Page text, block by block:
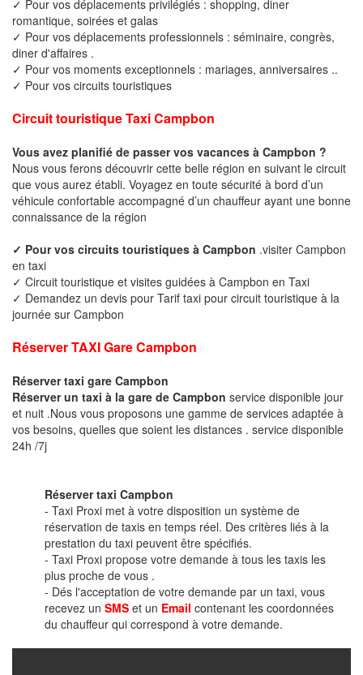
✓ Pour vos déplacements privilégiés : shopping, diner
romantique, soirées et galas
✓ Pour vos déplacements professionnels : séminaire, congrès,
diner d'affaires .
✓ Pour vos moments exceptionnels : mariages, anniversaires ..
✓ Pour vos circuits touristiques
Circuit touristique Taxi Campbon
Vous avez planifié de passer vos vacances à Campbon ?
Nous vous ferons découvrir cette belle région en suivant le circuit
que vous aurez établi. Voyagez en toute sécurité à bord d’un
véhicule confortable accompagné d’un chauffeur ayant une bonne
connaissance de la région
✓ Pour vos circuits touristiques à Campbon .visiter Campbon
en taxi
✓ Circuit touristique et visites guidées à Campbon en Taxi
✓ Demandez un devis pour Tarif taxi pour circuit touristique à la
journée sur Campbon
Réserver TAXI Gare Campbon
Réserver taxi gare Campbon
Réserver un taxi à la gare de Campbon service disponible jour
et nuit .Nous vous proposons une gamme de services adaptée à
vos besoins, quelles que soient les distances . service disponible
24h /7j
Réserver taxi Campbon
- Taxi Proxi met à votre disposition un système de
réservation de taxis en temps réel. Des critères liés à la
prestation du taxi peuvent être spécifiés.
- Taxi Proxi propose votre demande à tous les taxis les
plus proche de vous .
- Dés l'acceptation de votre demande par un taxi, vous
recevez un SMS et un Email contenant les coordonnées
du chauffeur qui correspond à votre demande.